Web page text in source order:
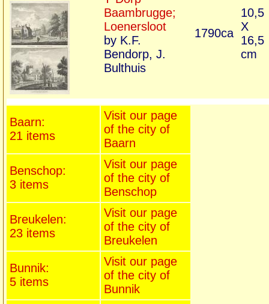
Baambrugge;
Loenersloot
by K.F.
Bendorp, J.
Bulthuis
1790ca
10,5
X
16,5
cm
Baarn:
21 items
Visit our page
of the city of
Baarn
Benschop:
3 items
Visit our page
of the city of
Benschop
Breukelen:
23 items
Visit our page
of the city of
Breukelen
Bunnik:
5 items
Visit our page
of the city of
Bunnik